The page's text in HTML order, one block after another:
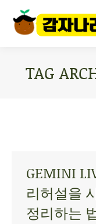
TAG
GEMINI
리허설을
정리하는